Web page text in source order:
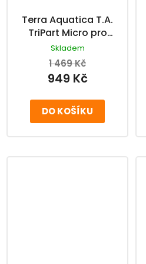
Terra Aquatica T.A.
TriPart Micro pro
měkkou vodu
třísložkové hnojivo 5
l
Skladem
DO KOŠÍKU
949 Kč
1 469 Kč